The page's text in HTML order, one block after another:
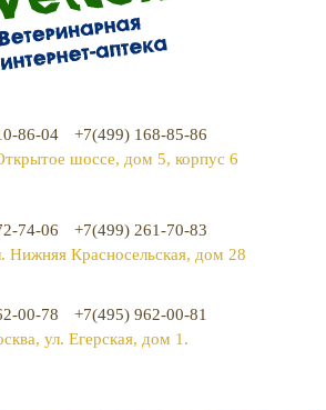
86-04
+7(499) 168-85-86
шоссе, дом 5, корпус 6
74-06
+7(499) 261-70-83
Нижняя Красносельская, дом 28
00-78
+7(495) 962-00-81
ул. Егерская, дом 1.